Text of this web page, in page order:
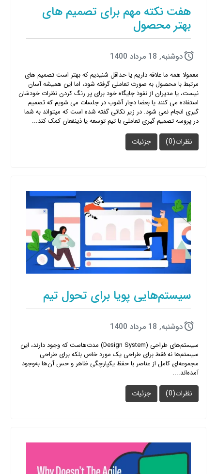
هفت نکته مهم برای تصمیم های
بهتر محصول
دوشنبه, 18 مرداد 1400
معمولا همه ما علاقه داریم یا حداقل شنیدیم که بهتر است تصمیم های
مرتبط با محصول به صورت تعاملی گرفته شود، اما این همیشه آسان
نیست، یا مدیران از نفوذ جایگاه خود برای پر رنگ کردن نظرات خودشان
استفاده می کنند یا بعضا دچار آشوب در جلسات می شویم که تصمیم
گیری انجام نمی شود. در زیر نکاتی گفته شده است که میتواند به شما
در پروسه تصمیم گیری تعاملی با تیم توسعه یا ذینفعان کمک کند...
نظرات(0) جزئیات
سیستم‌هایی پویا برای تحول تیم
دوشنبه, 18 مرداد 1400
سیستم‌های طراحی (Design System) مدت‌هاست که وجود دارند، این
سیستم‌ها نه فقط برای طراحی یک مورد خاص بلکه برای طراحی
مجموعه‌ای کامل از عناصر با حفظ یکپارچگی ظاهر و حس آن‌ها به‌وجود
آمده‌اند....
نظرات(0) جزئیات